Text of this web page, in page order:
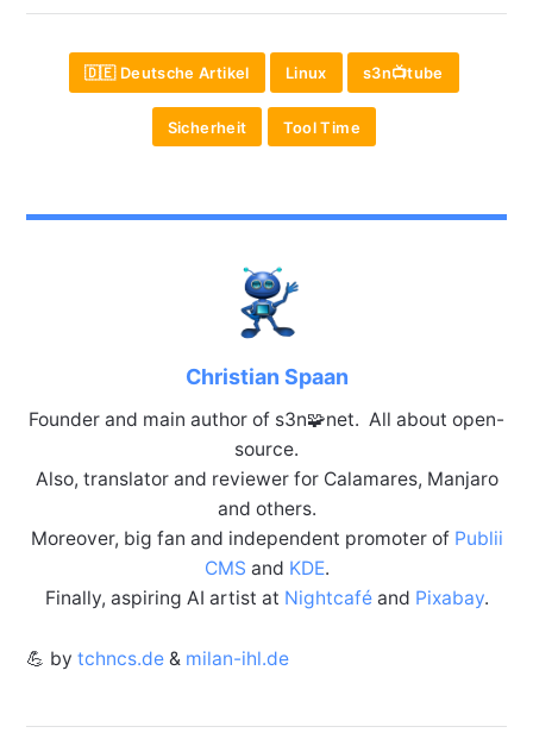
🇩🇪 Deutsche Artikel Linux s3n📺tube
Sicherheit Tool Time
Christian Spaan
Founder and main author of s3n🧩net. All about open-
source.
Also, translator and reviewer for Calamares, Manjaro
and others.
Moreover, big fan and independent promoter of Publii
CMS and KDE.
Finally, aspiring AI artist at Nightcaféand Pixabay.
💪 by tchncs.de& milan-ihl.de